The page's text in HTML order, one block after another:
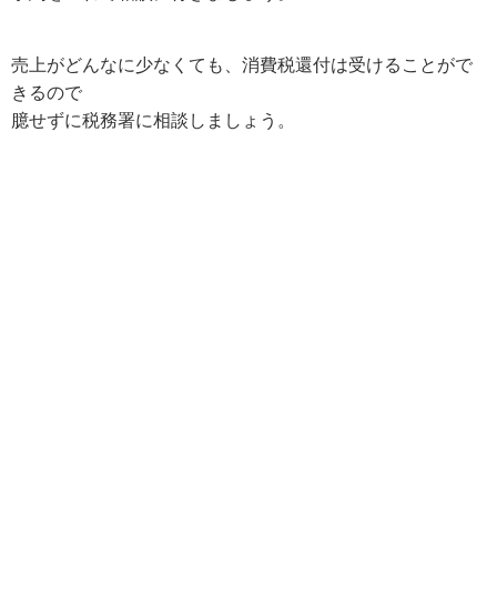
売上がどんなに少なくても、消費税還付は受けることがで
きるので
臆せずに税務署に相談しましょう。